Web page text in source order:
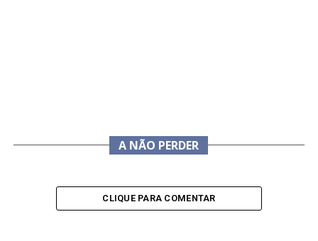
A NÃO PERDER
CLIQUE PARA COMENTAR